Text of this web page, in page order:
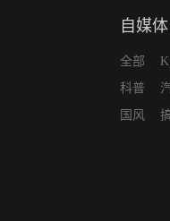
自媒体
全部
科普
国风